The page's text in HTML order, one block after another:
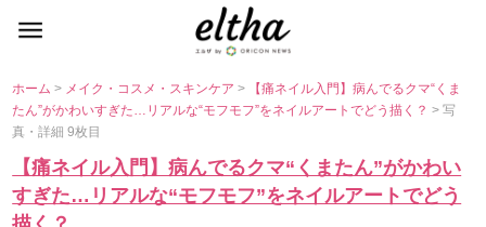
ホーム> メイク・コスメ・スキンケア>
【痛ネイル入門】病んでるクマ“くま
たん”がかわいすぎた…リアルな“モフモフ”をネイルアートでどう描く？> 写
真・詳細 9枚目
【痛ネイル入門】病んでるクマ“くまたん”がかわい
すぎた…リアルな“モフモフ”をネイルアートでどう